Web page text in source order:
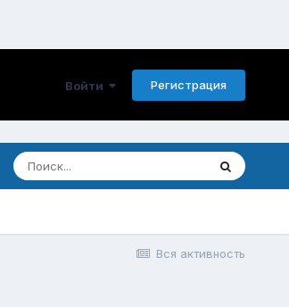
Войти Регистрация
Вся активность